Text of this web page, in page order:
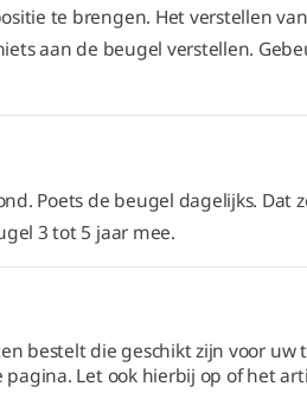
te brengen. Het verstellen
aan de beugel verstellen.
Poets de beugel dagelijks. Dat
3 tot 5 jaar mee.
bestelt die geschikt zijn voor uw
Let ook hierbij op of het